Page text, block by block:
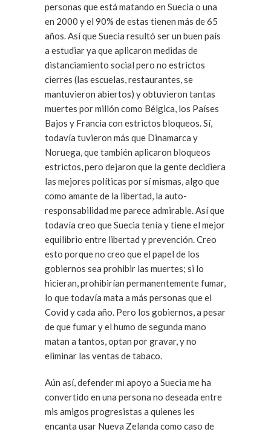
personas que está matando en Suecia o una
en 2000 y el 90% de estas tienen más de 65
años. Así que Suecia resultó ser un buen país
a estudiar ya que aplicaron medidas de
distanciamiento social pero no estrictos
cierres (las escuelas, restaurantes, se
mantuvieron abiertos) y obtuvieron tantas
muertes por millón como Bélgica, los Países
Bajos y Francia con estrictos bloqueos. Sí,
todavía tuvieron más que Dinamarca y
Noruega, que también aplicaron bloqueos
estrictos, pero dejaron que la gente decidiera
las mejores políticas por sí mismas, algo que
como amante de la libertad, la auto-
responsabilidad me parece admirable. Así que
todavía creo que Suecia tenía y tiene el mejor
equilibrio entre libertad y prevención. Creo
esto porque no creo que el papel de los
gobiernos sea prohibir las muertes; si lo
hicieran, prohibirían permanentemente fumar,
lo que todavía mata a más personas que el
Covid y cada año. Pero los gobiernos, a pesar
de que fumar y el humo de segunda mano
matan a tantos, optan por gravar, y no
eliminar las ventas de tabaco.
Aún así, defender mi apoyo a Suecia me ha
convertido en una persona no deseada entre
mis amigos progresistas a quienes les
encanta usar Nueva Zelanda como caso de